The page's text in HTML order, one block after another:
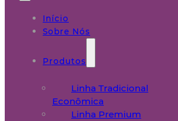
Início
Sobre Nós
Produtos
Linha Tradicional
Econômica
Linha Premium